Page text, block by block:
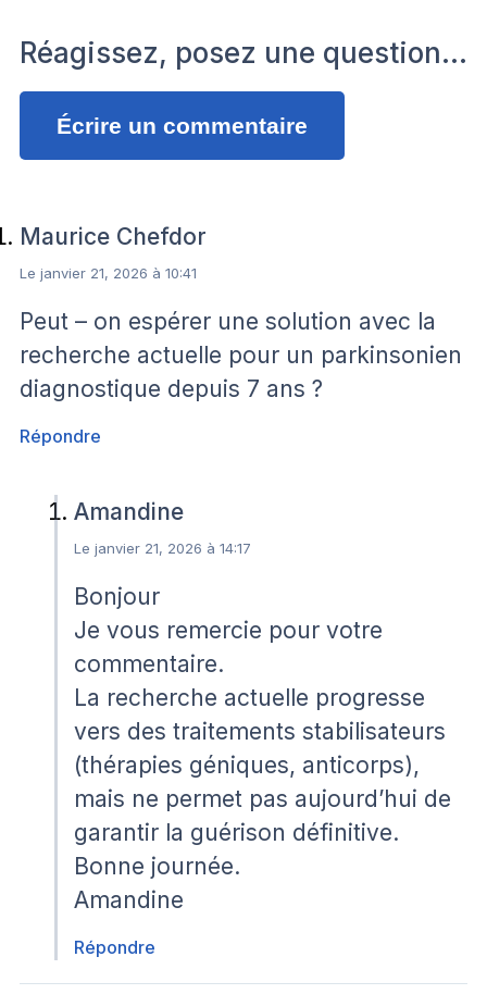
Réagissez, posez une question…
Écrire un commentaire
Maurice Chefdor
Le janvier 21, 2026 à 10:41
Peut – on espérer une solution avec la
recherche actuelle pour un parkinsonien
diagnostique depuis 7 ans ?
Répondre
Amandine
Le janvier 21, 2026 à 14:17
Bonjour
Je vous remercie pour votre
commentaire.
La recherche actuelle progresse
vers des traitements stabilisateurs
(thérapies géniques, anticorps),
mais ne permet pas aujourd’hui de
garantir la guérison définitive.
Bonne journée.
Amandine
Répondre